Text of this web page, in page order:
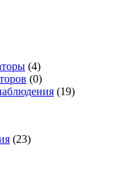
(4)
(0)
(19)
(23)